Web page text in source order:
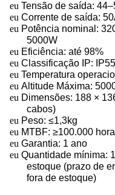
eu Tensão de saída:
eu Corrente de saída:
eu Potência nominal:
5000W
eu Eficiência: até 98%
eu Classificação IP: IP55
eu Temperatura
eu Altitude Máxima:
eu Dimensões: 188 ×
cabos)
eu Peso: ≤1,3kg
eu MTBF: ≥100.000
eu Garantia: 1 ano
eu Quantidade mínima:
estoque (prazo de
fora de estoque)